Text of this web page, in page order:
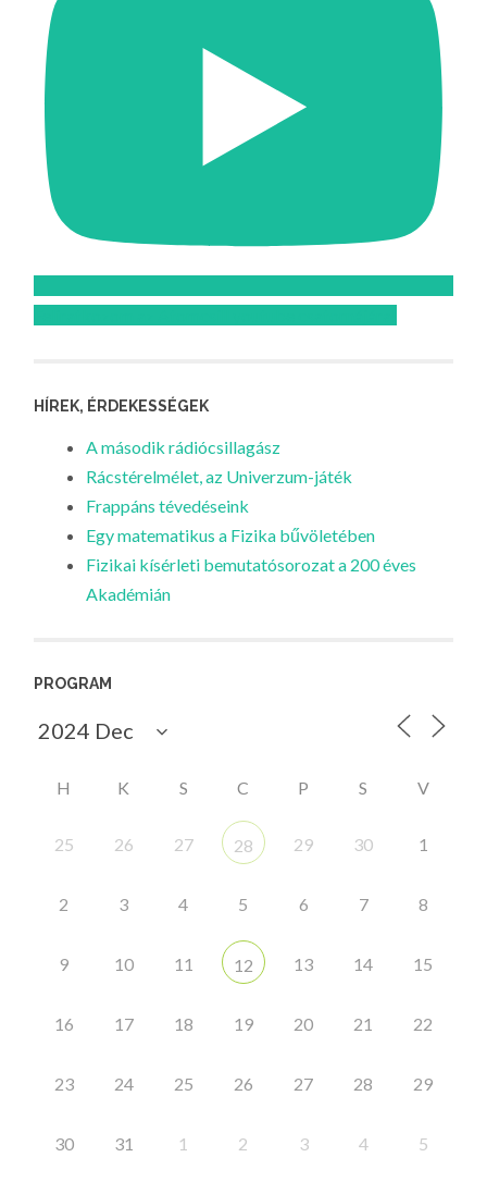
HÍREK, ÉRDEKESSÉGEK
A második rádiócsillagász
Rácstérelmélet, az Univerzum-játék
Frappáns tévedéseink
Egy matematikus a Fizika bűvöletében
Fizikai kísérleti bemutatósorozat a 200 éves
Akadémián
PROGRAM
H K S C P S V
25 26 27 28 29 30 1
2 3 4 5 6 7 8
9 10 11 12 13 14 15
16 17 18 19 20 21 22
23 24 25 26 27 28 29
30 31 1 2 3 4 5